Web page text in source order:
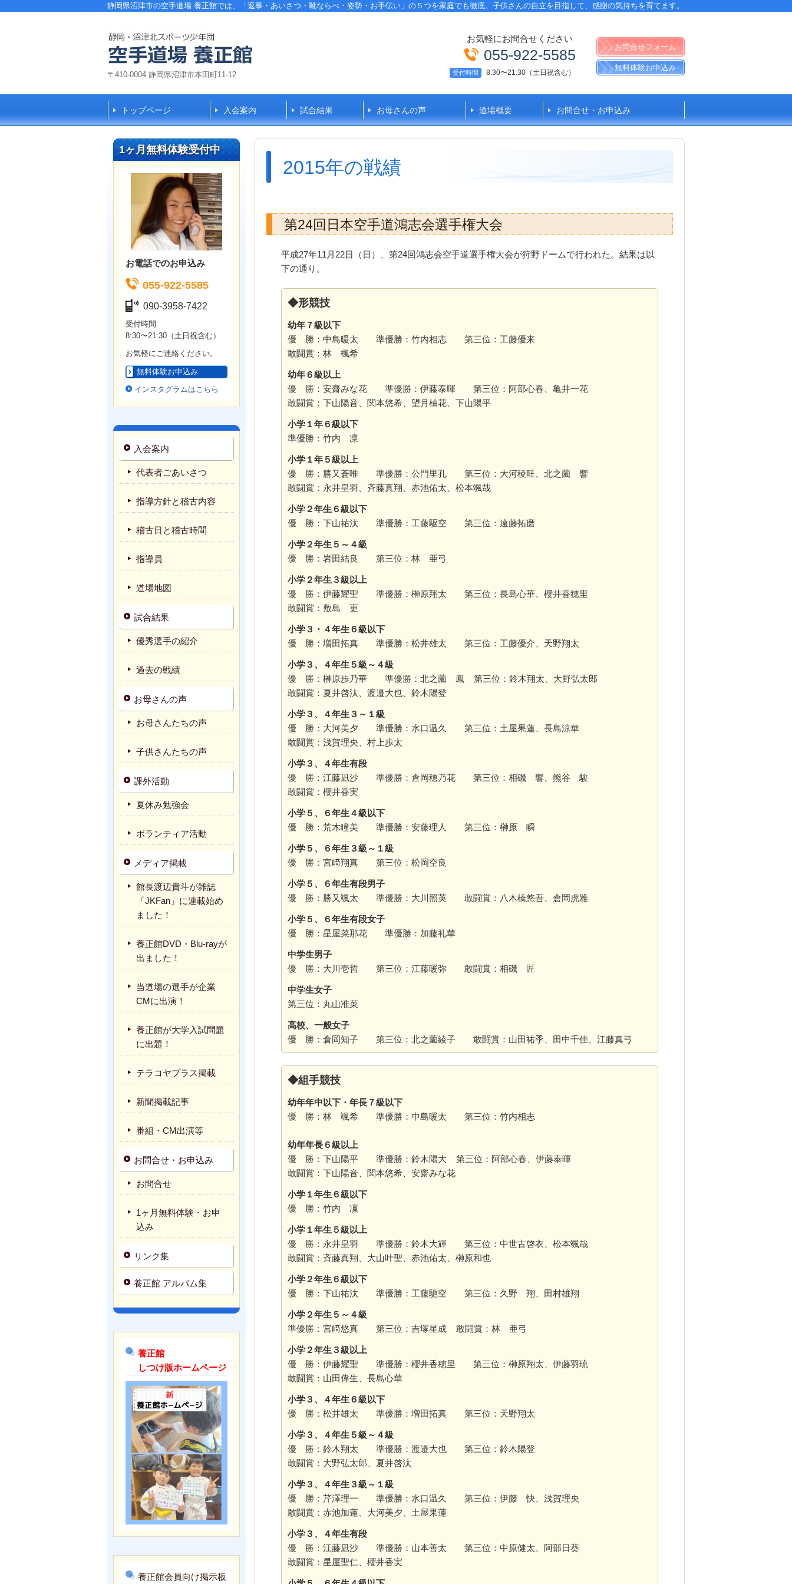
静岡県沼津市の空手道場 養正館では、「返事・あいさつ・靴ならべ・姿勢・お手伝い」の５つを家庭でも徹底。子供さんの自立を目指して、感謝の気持ちを育てます。
〒410-0004 静岡県沼津市本田町11-12
お気軽にお問合せください
055-922-5585
受付時間 8:30〜21:30（土日祝含む）
お問合せフォーム
無料体験お申込み
トップページ 入会案内 試合結果 お母さんの声 道場概要 お問合せ・お申込み
2015年の戦績
第24回日本空手道鴻志会選手権大会
平成27年11月22日（日）、第24回鴻志会空手道選手権大会が狩野ドームで行われた。結果は以
下の通り。
◆形競技
幼年７級以下
優 勝：中島暖太 準優勝：竹内相志 第三位：工藤優来
敢闘賞：林 楓希
幼年６級以上
優 勝：安齋みな花 準優勝：伊藤泰暉 第三位：阿部心春、亀井一花
敢闘賞：下山陽音、関本悠希、望月柚花、下山陽平
小学１年６級以下
準優勝：竹内 凛
小学１年５級以上
優 勝：勝又蒼唯 準優勝：公門里孔 第三位：大河稜旺、北之薗 響
敢闘賞：永井皇羽、斉藤真翔、赤池佑太、松本颯哉
小学２年生６級以下
優 勝：下山祐汰 準優勝：工藤駆空 第三位：遠藤拓磨
小学２年生５～４級
優 勝：岩田結良 第三位：林 亜弓
小学２年生３級以上
優 勝：伊藤耀聖 準優勝：榊原翔太 第三位：長島心華、櫻井香穂里
敢闘賞：敷島 更
小学３・４年生６級以下
優 勝：増田拓真 準優勝：松井雄太 第三位：工藤優介、天野翔太
小学３、４年生５級～４級
優 勝：榊原歩乃華 準優勝：北之薗 鳳 第三位：鈴木翔太、大野弘太郎
敢闘賞：夏井啓汰、渡邉大也、鈴木陽登
小学３、４年生３～１級
優 勝：大河美夕 準優勝：水口温久 第三位：土屋果蓮、長島涼華
敢闘賞：浅賀理央、村上歩太
小学３、４年生有段
優 勝：江藤凪沙 準優勝：倉岡穂乃花 第三位：相磯 響、熊谷 駿
敢闘賞：櫻井香実
小学５、６年生４級以下
優 勝：荒木瞳美 準優勝：安藤理人 第三位：榊原 瞬
小学５、６年生３級～１級
優 勝：宮﨑翔真 第三位：松岡空良
小学５、６年生有段男子
優 勝：勝又颯太 準優勝：大川照英 敢闘賞：八木橋悠吾、倉岡虎雅
小学５、６年生有段女子
優 勝：星屋菜那花 準優勝：加藤礼華
中学生男子
優 勝：大川壱哲 第三位：江藤暖弥 敢闘賞：相磯 匠
中学生女子
第三位：丸山准菜
高校、一般女子
優 勝：倉岡知子 第三位：北之薗綾子 敢闘賞：山田祐季、田中千佳、江藤真弓
◆組手競技
幼年年中以下・年長７級以下
優 勝：林 颯希 準優勝：中島暖太 第三位：竹内相志
幼年年長６級以上
優 勝：下山陽平 準優勝：鈴木陽大 第三位：阿部心春、伊藤泰暉
敢闘賞：下山陽音、関本悠希、安齋みな花
小学１年生６級以下
優 勝：竹内 凜
小学１年生５級以上
優 勝：永井皇羽 準優勝：鈴木大輝 第三位：中世古啓衣、松本颯哉
敢闘賞：斉藤真翔、大山叶聖、赤池佑太、榊原和也
小学２年生６級以下
優 勝：下山祐汰 準優勝：工藤馳空 第三位：久野 翔、田村雄翔
小学２年生５～４級
準優勝：宮﨑悠真 第三位：吉塚星成 敢闘賞：林 亜弓
小学２年生３級以上
優 勝：伊藤耀聖 準優勝：櫻井香穂里 第三位：榊原翔太、伊藤羽琉
敢闘賞：山田偉生、長島心華
小学３、４年生６級以下
優 勝：松井雄太 準優勝：増田拓真 第三位：天野翔太
小学３、４年生５級～４級
優 勝：鈴木翔太 準優勝：渡邉大也 第三位：鈴木陽登
敢闘賞：大野弘太郎、夏井啓汰
小学３、４年生３級～１級
優 勝：芹澤理一 準優勝：水口温久 第三位：伊藤 快、浅賀理央
敢闘賞：赤池加蓮、大河美夕、土屋果蓮
小学３、４年生有段
優 勝：江藤凪沙 準優勝：山本善太 第三位：中原健太、阿部日葵
敢闘賞：星屋聖仁、櫻井香実
1ヶ月無料体験受付中
お電話でのお申込み
055-922-5585
090-3958-7422
受付時間
8:30〜21:30（土日祝含む）
お気軽にご連絡ください。
無料体験お申込み
インスタグラムはこちら
入会案内
代表者ごあいさつ
指導方針と稽古内容
稽古日と稽古時間
指導員
道場地図
試合結果
優秀選手の紹介
過去の戦績
お母さんの声
お母さんたちの声
子供さんたちの声
課外活動
夏休み勉強会
ボランティア活動
メディア掲載
館長渡辺貴斗が雑誌
「JKFan」に連載始め
ました！
養正館DVD・Blu-rayが
出ました！
当道場の選手が企業
CMに出演！
養正館が大学入試問題
に出題！
テラコヤプラス掲載
新聞掲載記事
番組・CM出演等
お問合せ・お申込み
お問合せ
1ヶ月無料体験・お申
込み
リンク集
養正館 アルバム集
養正館
しつけ版ホームページ
養正館会員向け掲示板